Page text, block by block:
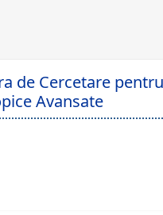
de Cercetare
Avansate